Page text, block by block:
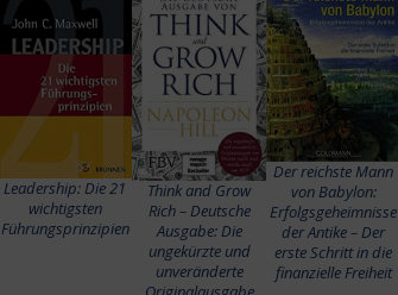
Leadership: Die 21
wichtigsten
Führungsprinzipien
Think and Grow
Rich – Deutsche
Ausgabe: Die
ungekürzte und
unveränderte
Der reichste Mann
von Babylon:
Erfolgsgeheimnisse
der Antike – Der
erste Schritt in die
finanzielle Freiheit